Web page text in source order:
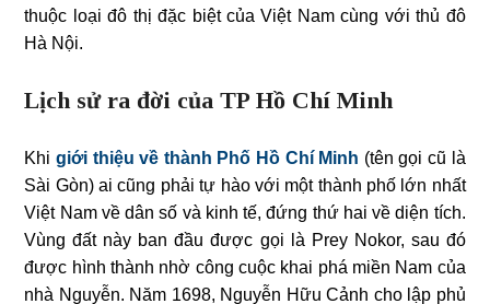
thuộc loại đô thị đặc biệt của Việt Nam cùng với thủ đô
Hà Nội.
Lịch sử ra đời của TP Hồ Chí Minh
Khigiới thiệu về thành Phố Hồ Chí Minh (tên gọi cũ là
Sài Gòn) ai cũng phải tự hào với một thành phố lớn nhất
Việt Nam về dân số và kinh tế, đứng thứ hai về diện tích.
Vùng đất này ban đầu được gọi là Prey Nokor, sau đó
được hình thành nhờ công cuộc khai phá miền Nam của
nhà Nguyễn. Năm 1698, Nguyễn Hữu Cảnh cho lập phủ